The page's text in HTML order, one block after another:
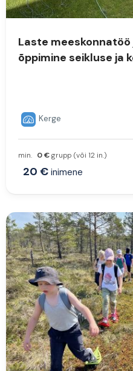
Laste
õppimine seikluse ja
Kerge
min. 0 €grupp (või 12 in.)
20 € inimene